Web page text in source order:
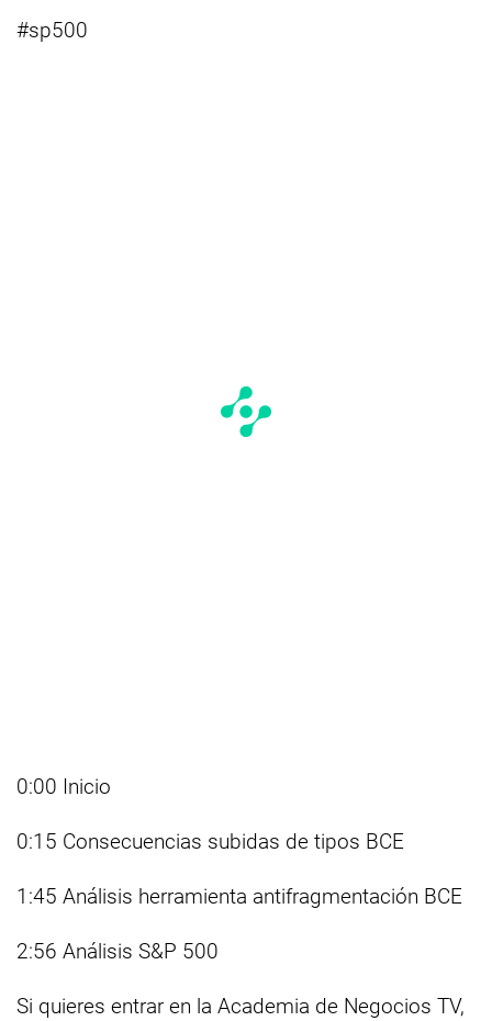
#sp500
0:00 Inicio
0:15 Consecuencias subidas de tipos BCE
1:45 Análisis herramienta antifragmentación BCE
2:56 Análisis S&P 500
Si quieres entrar en la Academia de Negocios TV,